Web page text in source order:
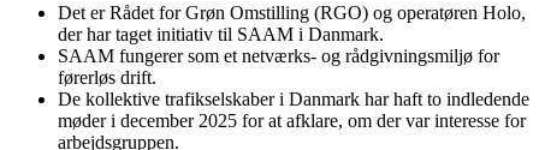
Det er Rådet for Grøn Omstilling (RGO) og operatøren Holo,
der har taget initiativ til SAAM i Danmark.
SAAM fungerer som et netværks- og rådgivningsmiljø for
førerløs drift.
De kollektive trafikselskaber i Danmark har haft to indledende
møder i december 2025 for at afklare, om der var interesse for
arbejdsgruppen.